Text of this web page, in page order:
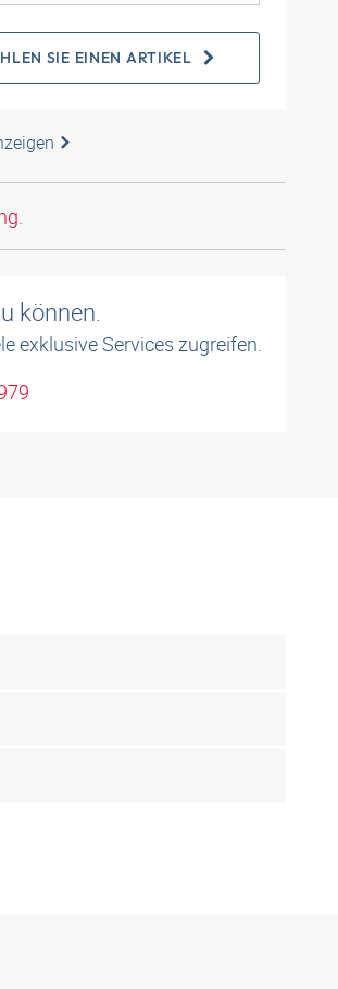
SIE EINEN ARTIKEL
können.
exklusive Services zugreifen.